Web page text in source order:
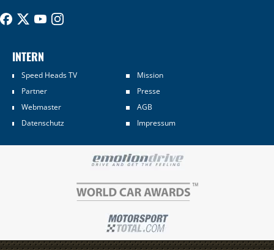
INTERN
Speed Heads TV
Mission
Partner
Presse
Webmaster
AGB
Datenschutz
Impressum